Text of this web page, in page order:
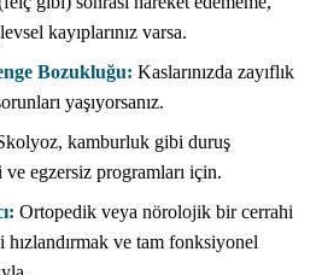
kayıplarınız varsa.
Bozukluğu: Kaslarınızda zayıflık
yaşıyorsanız.
kamburluk gibi duruş
egzersiz programları için.
Ortopedik veya nörolojik bir cerrahi
hızlandırmak ve tam fonksiyonel